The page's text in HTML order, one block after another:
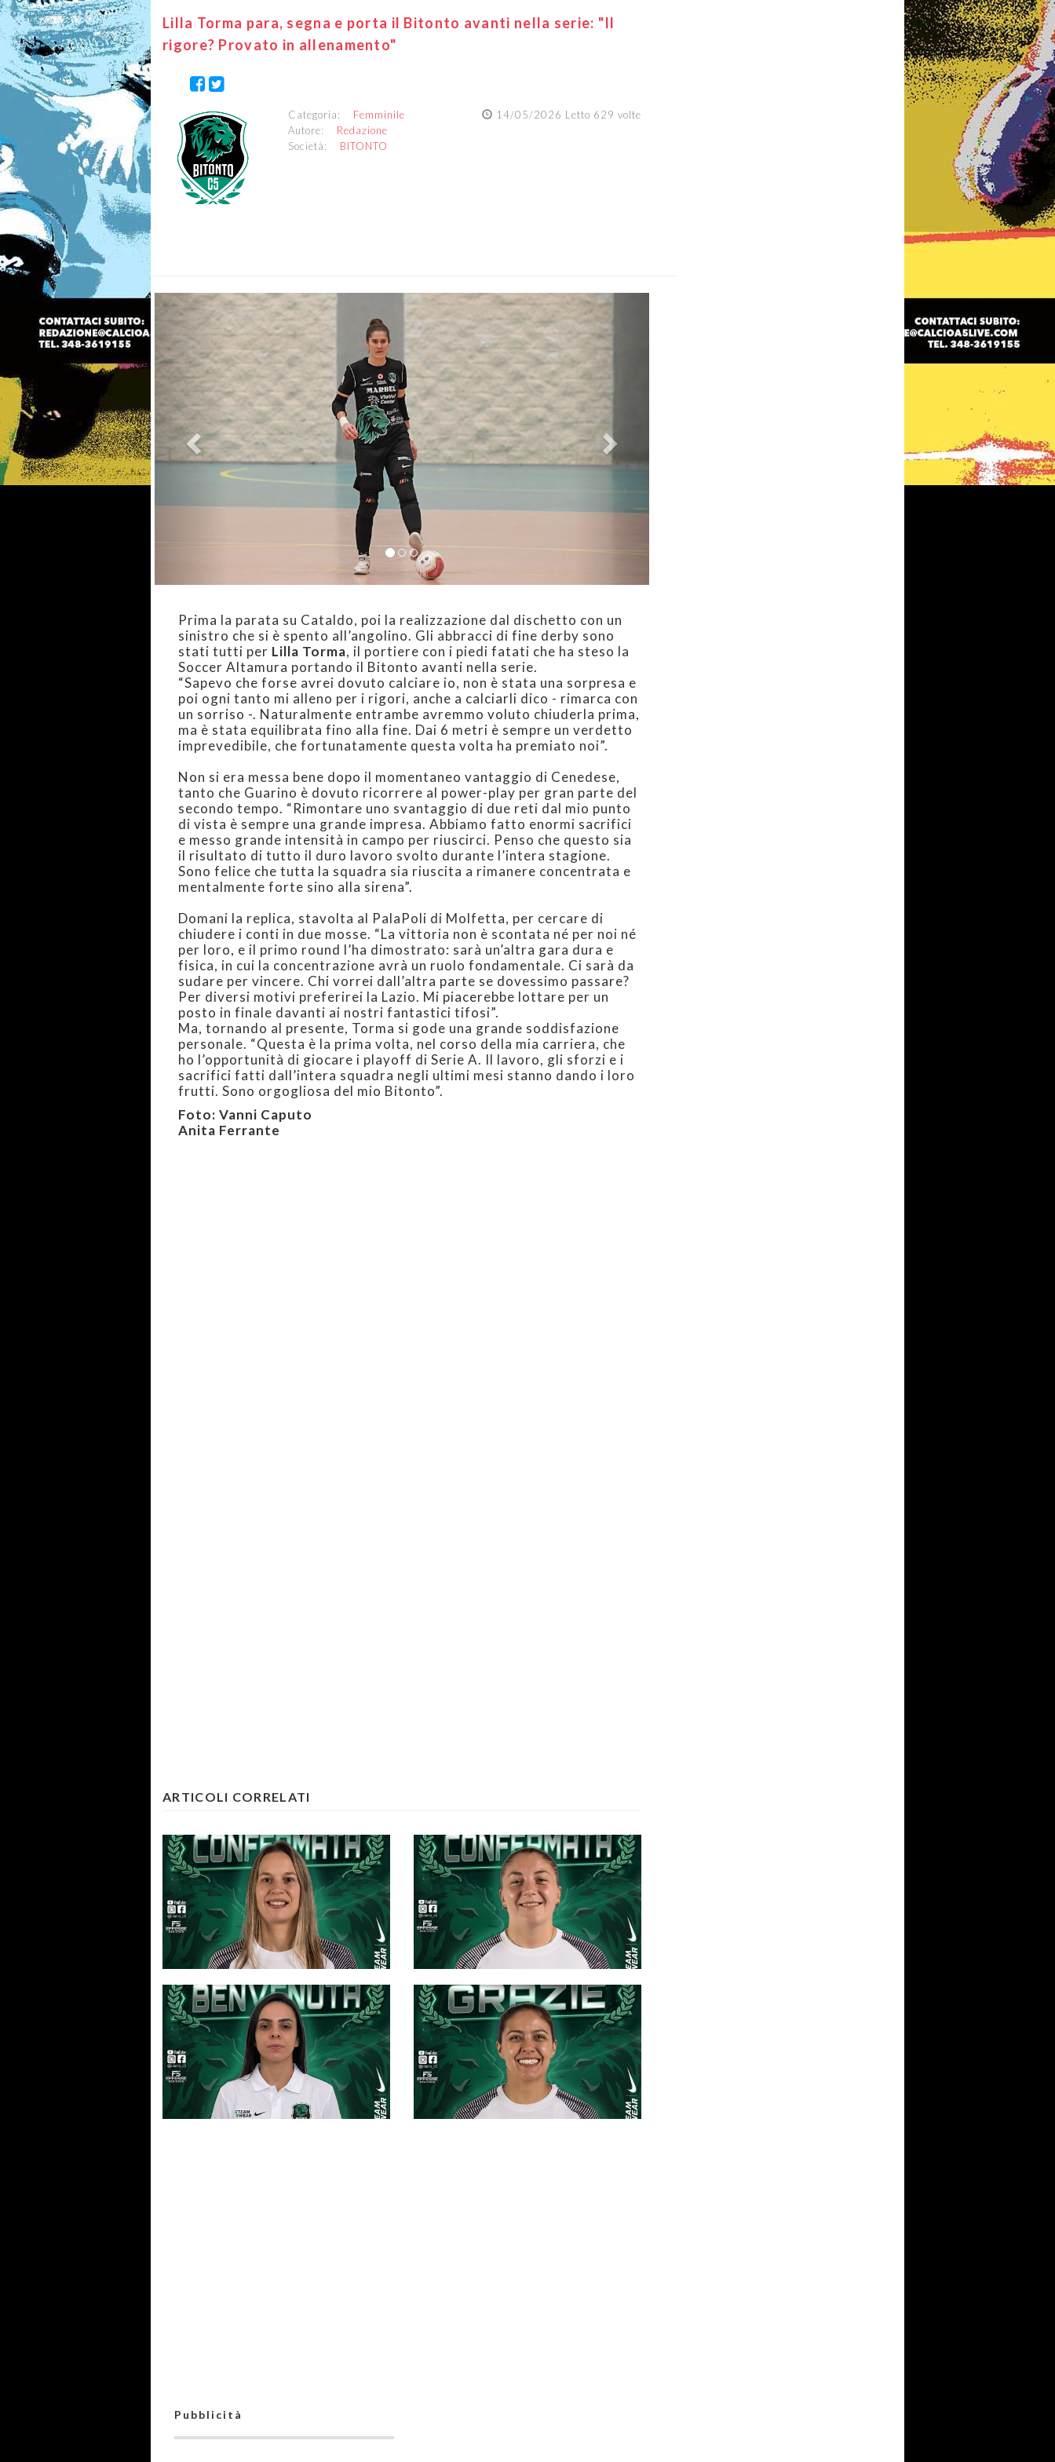
Lilla Torma para, segna e porta il Bitonto avanti nella serie: "Il
rigore? Provato in allenamento"
14/05/2026 Letto 629 volte
Categoria: Femminile
Autore: Redazione
Società: BITONTO
Previous
Prima la parata su Cataldo, poi la realizzazione dal dischetto con un
sinistro che si è spento all’angolino. Gli abbracci di fine derby sono
stati tutti per Lilla Torma, il portiere con i piedi fatati che ha steso la
Soccer Altamura portando il Bitonto avanti nella serie.
“Sapevo che forse avrei dovuto calciare io, non è stata una sorpresa e
poi ogni tanto mi alleno per i rigori, anche a calciarli dico - rimarca con
un sorriso -. Naturalmente entrambe avremmo voluto chiuderla prima,
ma è stata equilibrata fino alla fine. Dai 6 metri è sempre un verdetto
imprevedibile, che fortunatamente questa volta ha premiato noi”.
Non si era messa bene dopo il momentaneo vantaggio di Cenedese,
tanto che Guarino è dovuto ricorrere al power-play per gran parte del
secondo tempo. “Rimontare uno svantaggio di due reti dal mio punto
di vista è sempre una grande impresa. Abbiamo fatto enormi sacrifici
e messo grande intensità in campo per riuscirci. Penso che questo sia
il risultato di tutto il duro lavoro svolto durante l’intera stagione.
Sono felice che tutta la squadra sia riuscita a rimanere concentrata e
mentalmente forte sino alla sirena”.
Domani la replica, stavolta al PalaPoli di Molfetta, per cercare di
chiudere i conti in due mosse. “La vittoria non è scontata né per noi né
per loro, e il primo round l’ha dimostrato: sarà un’altra gara dura e
fisica, in cui la concentrazione avrà un ruolo fondamentale. Ci sarà da
sudare per vincere. Chi vorrei dall’altra parte se dovessimo passare?
Per diversi motivi preferirei la Lazio. Mi piacerebbe lottare per un
posto in finale davanti ai nostri fantastici tifosi”.
Ma, tornando al presente, Torma si gode una grande soddisfazione
personale. “Questa è la prima volta, nel corso della mia carriera, che
ho l’opportunità di giocare i playoff di Serie A. Il lavoro, gli sforzi e i
sacrifici fatti dall’intera squadra negli ultimi mesi stanno dando i loro
frutti. Sono orgogliosa del mio Bitonto”.
Foto: Vanni Caputo
Anita Ferrante
ARTICOLI CORRELATI
#futsalmercato, il Bitonto
#futsalmercato, Bitonto:
Buquicchio pronta a giocarsi le
proprie carte nel main roster
Pubblicità